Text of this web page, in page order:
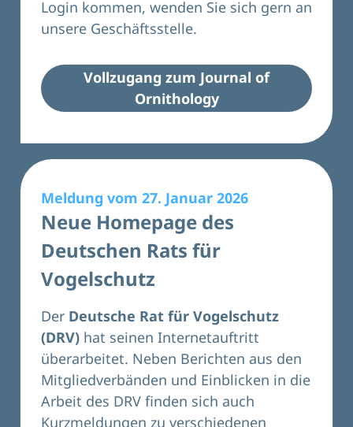
Login kommen, wenden Sie sich gern an
unsere Geschäftsstelle.
Vollzugang zum Journal of
Ornithology
Meldung vom 27. Januar 2026
Neue Homepage des
Deutschen Rats für
Vogelschutz
Der Deutsche Rat für Vogelschutz
(DRV) hat seinen Internetauftritt
überarbeitet. Neben Berichten aus den
Mitgliedverbänden und Einblicken in die
Arbeit des DRV finden sich auch
Kurzmeldungen zu verschiedenen